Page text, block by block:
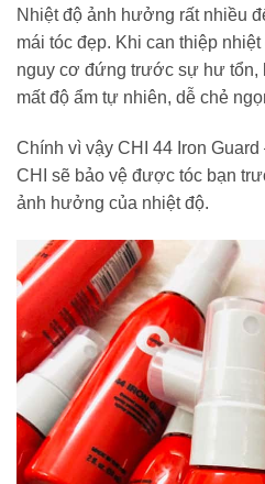
Nhiệt độ ảnh hưởng rất nhiều
mái tóc đẹp. Khi can thiệp
nguy cơ đứng trước sự hư tổn,
mất độ ẩm tự nhiên, dễ chẻ
Chính vì vậy CHI 44 Iron
CHI sẽ bảo vệ được tóc bạn
ảnh hưởng của nhiệt độ.